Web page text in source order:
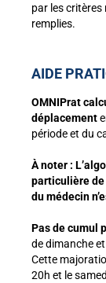
par les critères
remplies.
AIDE
OMNIPrat
déplacement
période et du
À noter :
particulière
du médecin
Pas de cumul
de dimanche
Cette
20h et le